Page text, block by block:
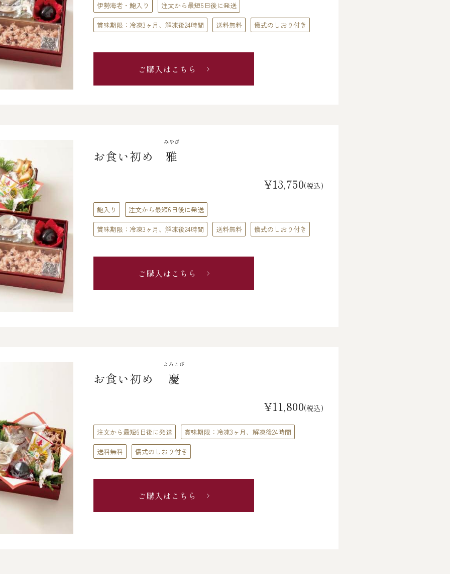
伊勢海老・鮑入り 注文から最短6日後に発送
賞味期限：冷凍3ヶ月、解凍後24時間 送料無料 儀式のしおり付き
ご購入はこちら
お食い初め 雅
みやび
¥13,750(税込)
鮑入り 注文から最短6日後に発送
賞味期限：冷凍3ヶ月、解凍後24時間 送料無料 儀式のしおり付き
ご購入はこちら
お食い初め 慶
よろこび
¥11,800(税込)
注文から最短6日後に発送 賞味期限：冷凍3ヶ月、解凍後24時間
送料無料 儀式のしおり付き
ご購入はこちら